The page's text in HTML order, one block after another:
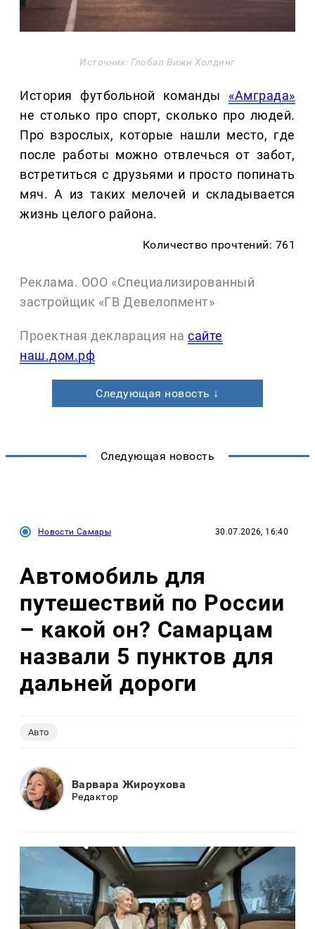
Источник: Глобал Вижн Холдинг
История футбольной команды «Амграда»
не столько про спорт, сколько про людей.
Про взрослых, которые нашли место, где
после работы можно отвлечься от забот,
встретиться с друзьями и просто попинать
мяч. А из таких мелочей и складывается
жизнь целого района.
Количество прочтений: 761
Реклама. ООО «Специализированный
застройщик «ГВ Девелопмент»
Проектная декларация на сайте
наш.дом.рф
Следующая новость ↓
Следующая новость
Новости Самары 30.07.2026, 16:40
Автомобиль для
путешествий по России
– какой он? Самарцам
назвали 5 пунктов для
дальней дороги
Авто
Варвара Жироухова
Редактор